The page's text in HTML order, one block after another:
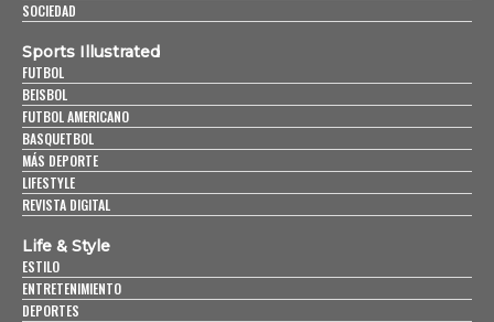
SOCIEDAD
Sports Illustrated
FUTBOL
BEISBOL
FUTBOL AMERICANO
BASQUETBOL
MÁS DEPORTE
LIFESTYLE
REVISTA DIGITAL
Life & Style
ESTILO
ENTRETENIMIENTO
DEPORTES